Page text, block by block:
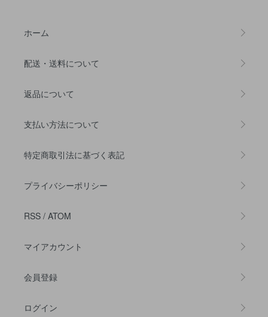
ホーム
配送・送料について
返品について
支払い方法について
特定商取引法に基づく表記
プライバシーポリシー
RSS / ATOM
マイアカウント
会員登録
ログイン